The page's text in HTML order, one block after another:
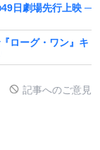
日劇場先行上映 ─
ローグ・ワン』キ
記事へのご意見